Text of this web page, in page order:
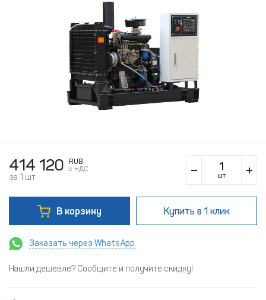
414 120
RUB
c НДС
за 1 шт. шт
В корзину Купить в 1 клик
Заказать через WhatsApp
Нашли дешевле? Сообщите и получите скидку!